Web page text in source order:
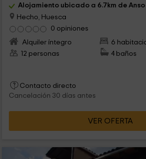
Alojamiento ubicado a 6.7km de Anso
Hecho, Huesca
0 opiniones
Alquiler íntegro
6
12 personas
4 baños
Contacto directo
Cancelación 30 días antes
VER OFERTA